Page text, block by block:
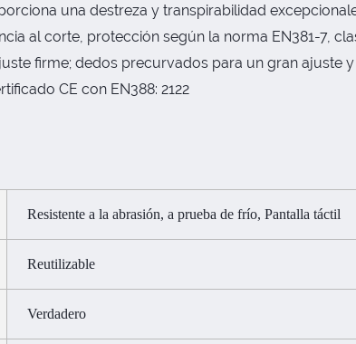
una destreza y transpirabilidad
al corte, protección según la norma EN381-7,
firme; dedos precurvados para un gran ajuste
CE con EN388: 2122
Resistente a la abrasión, a prueba de frío, Pantalla táctil
Reutilizable
Verdadero